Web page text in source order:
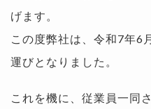
げます。
この度弊社は、令和7年6
運びとなりました。
これを機に、従業員一同